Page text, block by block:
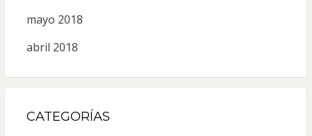
mayo 2018
abril 2018
CATEGORÍAS